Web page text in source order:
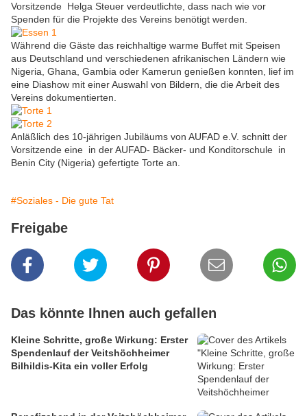
Vorsitzende Helga Steuer verdeutlichte, dass nach wie vor
Spenden für die Projekte des Vereins benötigt werden.
Während die Gäste das reichhaltige warme Buffet mit Speisen
aus Deutschland und verschiedenen afrikanischen Ländern wie
Nigeria, Ghana, Gambia oder Kamerun genießen konnten, lief im
eine Diashow mit einer Auswahl von Bildern, die die Arbeit des
Vereins dokumentierten.
Anläßlich des 10-jährigen Jubiläums von AUFAD e.V. schnitt der
Vorsitzende eine in der AUFAD- Bäcker- und Konditorschule in
Benin City (Nigeria) gefertigte Torte an.
#Soziales - Die gute Tat
Freigabe
Das könnte Ihnen auch gefallen
Kleine Schritte, große Wirkung: Erster
Spendenlauf der Veitshöchheimer
Bilhildis-Kita ein voller Erfolg